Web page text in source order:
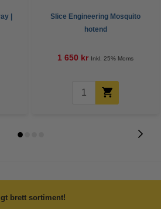
|
Slice Engineering Mosquito
hotend
1 650 kr Inkl. 25% Moms
brett sortiment!